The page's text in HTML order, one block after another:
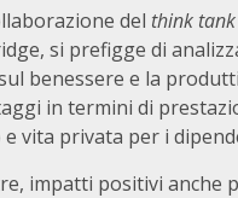
del think tank
si prefigge di
benessere e la
in termini di
vita privata per i
impatti positivi anche